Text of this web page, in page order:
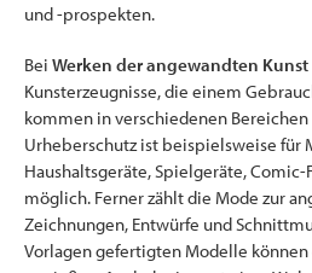
und -prospekten.
Bei Werken der angewandten Kunst
Kunsterzeugnisse, die einem
kommen in verschiedenen
Urheberschutz ist beispielsweise für
Haushaltsgeräte, Spielgeräte,
möglich. Ferner zählt die Mode zur
Zeichnungen, Entwürfe und
Vorlagen gefertigten Modelle